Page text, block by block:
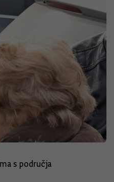
s područja